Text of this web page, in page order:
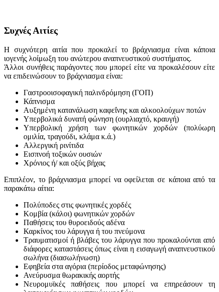
Συχνές Αιτίες
Η συχνότερη αιτία που προκαλεί το βράχνιασμα είναι κάποια
ιογενής λοίμωξη του ανώτερου αναπνευστικού συστήματος.
Άλλοι συνήθεις παράγοντες που μπορεί είτε να προκαλέσουν είτε
να επιδεινώσουν το βράχνιασμα είναι:
Γαστροοισοφαγική παλινδρόμηση (ΓΟΠ)
Κάπνισμα
Αυξημένη κατανάλωση καφεΐνης και αλκοολούχων ποτών
Υπερβολικά δυνατή φώνηση (ουρλιαχτό, κραυγή)
Υπερβολική χρήση των φωνητικών χορδών (πολύωρη
ομιλία, τραγούδι, κλάμα κ.ά.)
Αλλεργική ρινίτιδα
Εισπνοή τοξικών ουσιών
Χρόνιος ή/ και οξύς βήχας
Επιπλέον, το βράχνιασμα μπορεί να οφείλεται σε κάποια από τα
παρακάτω αίτια:
Πολύποδες στις φωνητικές χορδές
Κομβία (κάλοι) φωνητικών χορδών
Παθήσεις του θυροειδούς αδένα
Καρκίνος του λάρυγγα ή του πνεύμονα
Τραυματισμοί ή βλάβες του λάρυγγα που προκαλούνται από
διάφορες καταστάσεις όπως είναι η εισαγωγή αναπνευστικού
σωλήνα (διασωλήνωση)
Εφηβεία στα αγόρια (περίοδος μεταφώνησης)
Ανεύρυσμα θωρακικής αορτής
Νευρομυϊκές παθήσεις που μπορεί να επηρεάσουν τη